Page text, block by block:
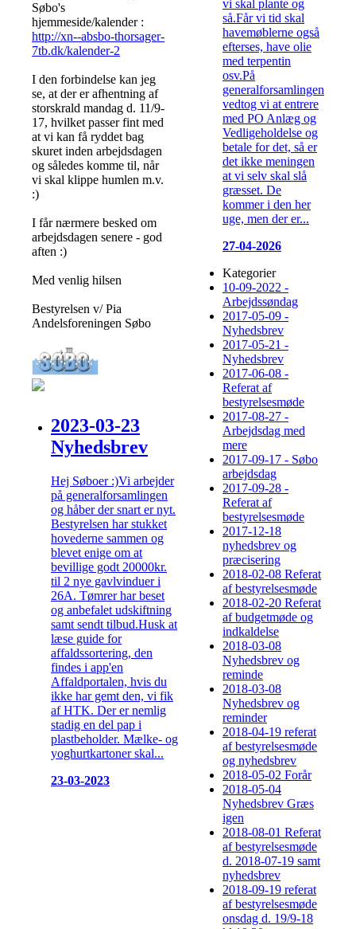
Søbo's
hjemmeside/kalender :
http://xn--absbo-thorsager-
7tb.dk/kalender-2
I den forbindelse kan jeg
se, at der er afhentning af
storskrald mandag d. 11/9-
17, hvilket passer fint med
at vi kan få ryddet bag
skuret inden arbejdsdagen
og således komme til, når
vi skal klippe humlen m.v.
:)
I får nærmere besked om
arbejdsdagen senere - god
aften :)
Med venlig hilsen
Bestyrelsen v/ Pia
Andelsforeningen Søbo
2023-03-23
Nyhedsbrev
Hej Søboer :)Vi arbejder
på generalforsamlingen
og håber der snart er nyt.
Bestyrelsen har stukket
hovederne sammen og
blevet enige om at
bevillige godt 20000kr.
til 2 nye gavlvinduer i
26A. Tømrer har beset
og anbefalet udskiftning
samt sendt tilbud.Husk at
læse guide for
affaldssortering, den
findes i app'en
Affaldportalen, hvis du
ikke har gemt den, vi fik
af HTK. Der er nemlig
stadig en del pap i
plastbeholder. Mælke- og
yoghurtkartoner skal...
23-03-2023
vi skal plante og
så.Får vi tid skal
havemøblerne også
efterses, have olie
med terpentin
osv.På
generalforsamlingen
vedtog vi at entrere
med PO Anlæg og
Vedligeholdelse og
betale for det, så er
det ikke meningen
at vi selv skal slå
græsset. De
kommer i den her
uge, men der er...
27-04-2026
Kategorier
10-09-2022 -
Arbejdssøndag
2017-05-09 -
Nyhedsbrev
2017-05-21 -
Nyhedsbrev
2017-06-08 -
Referat af
bestyrelsesmøde
2017-08-27 -
Arbejdsdag med
mere
2017-09-17 - Søbo
arbejdsdag
2017-09-28 -
Referat af
bestyrelsesmøde
2017-12-18
nyhedsbrev og
præcisering
2018-02-08 Referat
af bestyrelsesmøde
2018-02-20 Referat
af budgetmøde og
indkaldelse
2018-03-08
Nyhedsbrev og
reminde
2018-03-08
Nyhedsbrev og
reminder
2018-04-19 referat
af bestyrelsesmøde
og nyhedsbrev
2018-05-02 Forår
2018-05-04
Nyhedsbrev Græs
igen
2018-08-01 Referat
af bestyrelsesmøde
d. 2018-07-19 samt
nyhedsbrev
2018-09-19 referat
af bestyrelsesmøde
onsdag d. 19/9-18